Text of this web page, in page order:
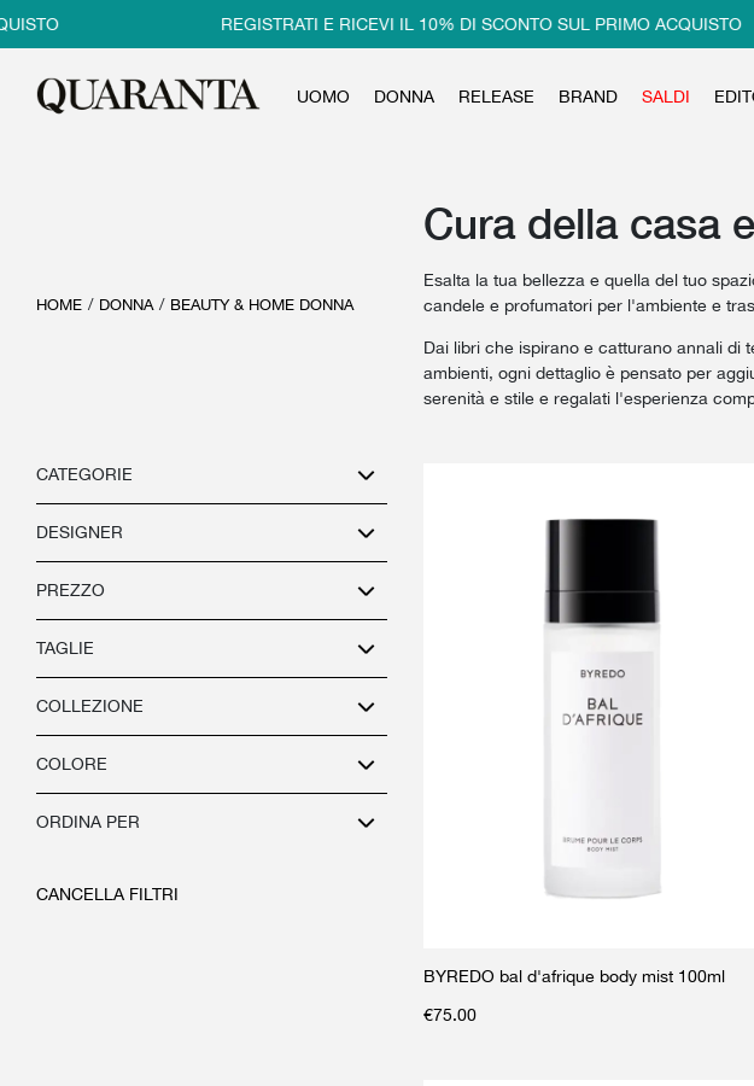
REGISTRATI E RICEVI IL 10% DI SCONTO SUL PRIMO ACQUISTO
UOMO DONNA RELEASE BRAND SALDI
HOME / DONNA / BEAUTY & HOME DONNA
Cura della casa
Esalta la tua bellezza e quella del tuo
candele e profumatori per l'ambiente e
Dai libri che ispirano e catturano annali di
ambienti, ogni dettaglio è pensato per
serenità e stile e regalati l'esperienza
CANCELLA FILTRI
CATEGORIE
DESIGNER
PREZZO
TAGLIE
COLLEZIONE
COLORE
ORDINA PER
BYREDO bal d'afrique body mist 100ml
€75.00